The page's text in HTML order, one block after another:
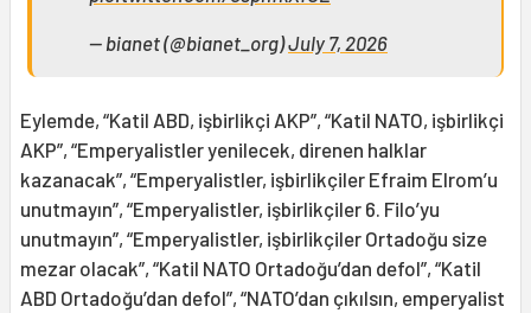
— bianet (@bianet_org)July 7, 2026
Eylemde, “Katil ABD, işbirlikçi AKP”, “Katil NATO, işbirlikçi
AKP”, “Emperyalistler yenilecek, direnen halklar
kazanacak”, “Emperyalistler, işbirlikçiler Efraim Elrom’u
unutmayın”, “Emperyalistler, işbirlikçiler 6. Filo’yu
unutmayın”, “Emperyalistler, işbirlikçiler Ortadoğu size
mezar olacak”, “Katil NATO Ortadoğu’dan defol”, “Katil
ABD Ortadoğu’dan defol”, “NATO’dan çıkılsın, emperyalist